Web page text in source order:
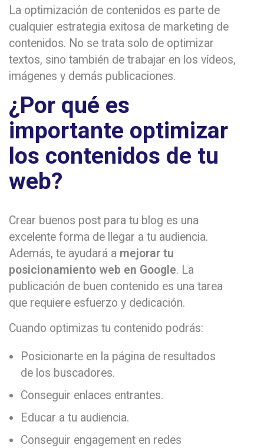
La optimización de contenidos es parte de
cualquier estrategia exitosa de marketing de
contenidos. No se trata solo de optimizar
textos, sino también de trabajar en los vídeos,
imágenes y demás publicaciones.
¿Por qué es
importante optimizar
los contenidos de tu
web?
Crear buenos post para tu blog es una
excelente forma de llegar a tu audiencia.
Además, te ayudará a mejorar tu
posicionamiento web en Google. La
publicación de buen contenido es una tarea
que requiere esfuerzo y dedicación.
Cuando optimizas tu contenido podrás:
Posicionarte en la página de resultados
de los buscadores.
Conseguir enlaces entrantes.
Educar a tu audiencia.
Conseguir engagement en redes